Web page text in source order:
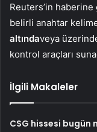
Reuters’in
belirli anahtar
altındaveya
kontrol araçları
İlgili Makaleler
CSG hissesi bugün